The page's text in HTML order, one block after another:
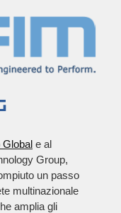
e al
Group,
un passo
multinazionale
amplia gli